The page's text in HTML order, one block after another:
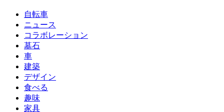
自転車
ニュース
コラボレーション
墓石
車
建築
デザイン
食べる
趣味
家具